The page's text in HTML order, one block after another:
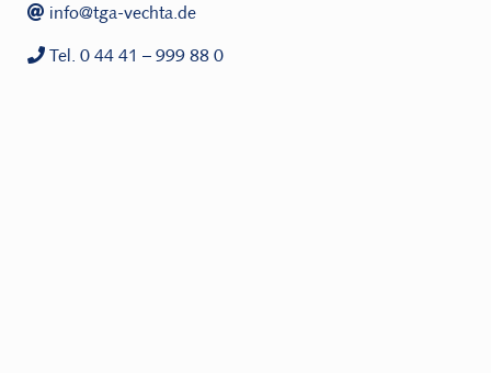
info@tga-vechta.de
Tel. 0 44 41 – 999 88 0